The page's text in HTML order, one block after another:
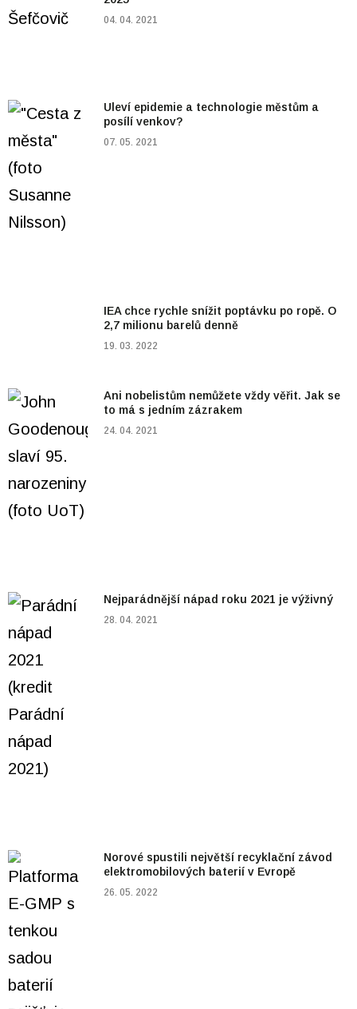
04. 04. 2021
Uleví epidemie a technologie městům a
posílí venkov?
07. 05. 2021
IEA chce rychle snížit poptávku po ropě. O
2,7 milionu barelů denně
19. 03. 2022
Ani nobelistům nemůžete vždy věřit. Jak se
to má s jedním zázrakem
24. 04. 2021
Nejparádnější nápad roku 2021 je výživný
28. 04. 2021
Norové spustili největší recyklační závod
elektromobilových baterií v Evropě
26. 05. 2022